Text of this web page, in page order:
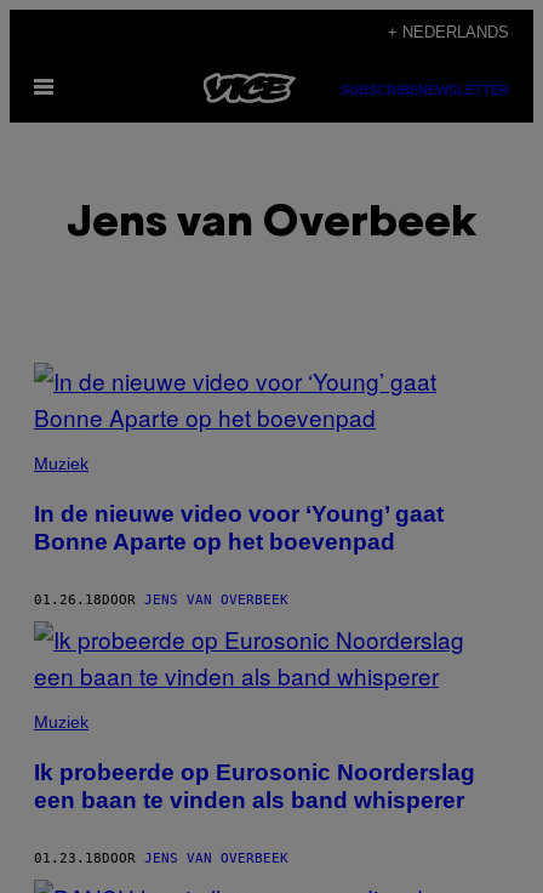
de
+ NEDERLANDS
Open
SUBSCRIBENEWSLETTER
Jens van Overbeek
POSTS
BY
THIS
AUTHOR
Muziek
In de nieuwe video voor ‘Young’ gaat
Bonne Aparte op het boevenpad
01.26.18DOOR JENS VAN OVERBEEK
Muziek
Ik probeerde op Eurosonic Noorderslag
een baan te vinden als band whisperer
01.23.18DOOR JENS VAN OVERBEEK